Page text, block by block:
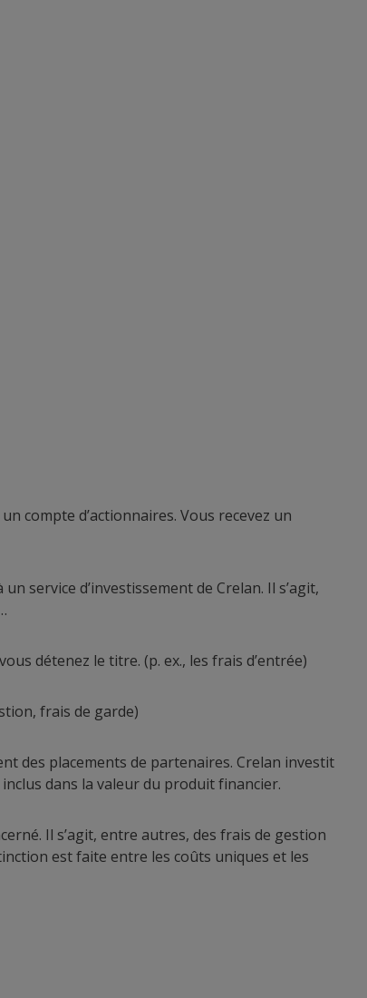
compte d’actionnaires. Vous recevez un
service d’investissement de Crelan. Il s’agit,
détenez le titre. (p. ex., les frais d’entrée)
frais de garde)
des placements de partenaires. Crelan investit
dans la valeur du produit financier.
Il s’agit, entre autres, des frais de gestion
est faite entre les coûts uniques et les